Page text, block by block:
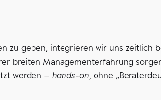
zu geben, integrieren wir uns zeitlich
breiten Managementerfahrung
werden –hands-on, ohne